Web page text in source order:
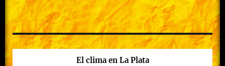
El clima en La Plata